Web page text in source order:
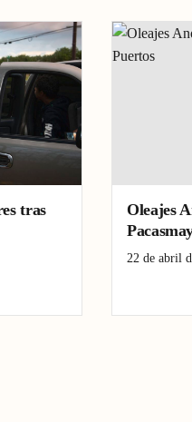
tras
Oleajes
22 de abril